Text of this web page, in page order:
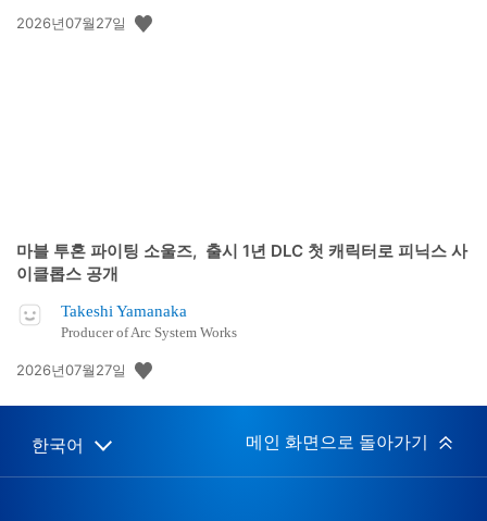
공
2026년07월27일
마블 투혼 파이팅 소울즈, 출시 1년 DLC 첫 캐릭터로 피닉스 사
이클롭스 공개
Takeshi Yamanaka
Producer of Arc System Works
공
일:
2026년07월27일
Select
Current
한국어 메인 화면으로 돌아가기